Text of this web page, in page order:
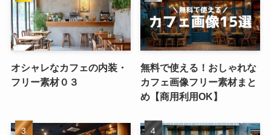
オシャレなカフェの内装・
フリー素材０３
無料で使える！おしゃれな
カフェ画像フリー素材まと
め【商用利用OK】